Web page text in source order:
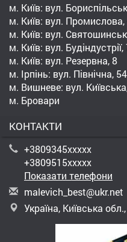
м. Київ: вул.
м. Київ: вул. Промислова,
м. Київ: вул.
м. Київ: вул. Будіндустрії,
м. Київ: вул. Резервна, 8
м. Ірпінь: вул. Північна, 54
м. Вишневе: вул.
м. Бровари
КОНТАКТИ
+3809345xxxxx
+3809515xxxxx
Показати телефони
malevich_best@ukr.net
Україна, Київська